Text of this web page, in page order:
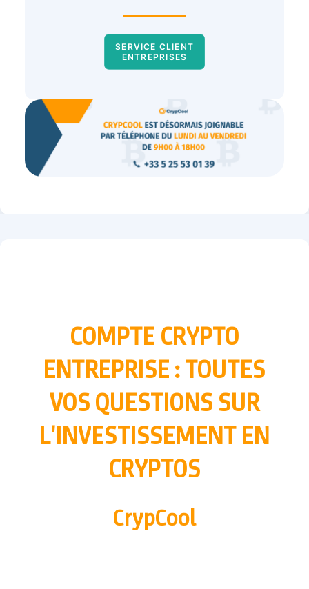
SERVICE CLIENT
ENTREPRISES
COMPTE CRYPTO
ENTREPRISE : TOUTES
VOS QUESTIONS SUR
L'INVESTISSEMENT EN
CRYPTOS
CrypCool